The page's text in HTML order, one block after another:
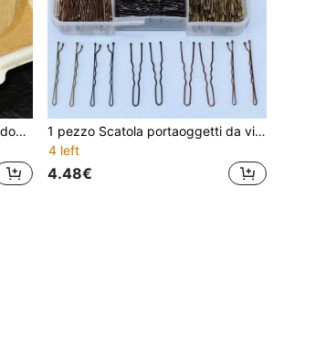
2 pezzi Fermagli per capelli da donna con motivo floreale, stile semplice elegante versatile per uso quotidiano, fermagli per capelli, pinze per capelli, mollette per capelli, fermagli per fissare i capelli
1 pezzo Scatola portaoggetti da viaggio per accessori per capelli e gioielli, a più strati (solo la scatola, senza articoli all'interno), decorazione per la stanza, borse, borsetta per il trucco, vanità, viaggio, borsetta per il trucco, elementi essenziali da viaggio, organizer, contenitore, essenziali da viaggio, organizer per il trucco, borsette per il trucco, borsa da toilette, organizer da scrivania, borsa cosmetica
4 left
4.48€